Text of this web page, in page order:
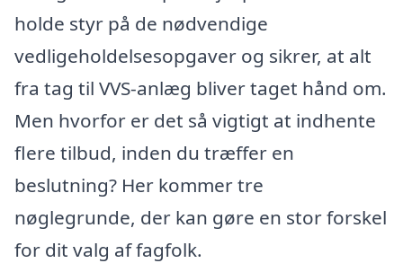
holde styr på de nødvendige
vedligeholdelsesopgaver og sikrer, at alt
fra tag til VVS-anlæg bliver taget hånd om.
Men hvorfor er det så vigtigt at indhente
flere tilbud, inden du træffer en
beslutning? Her kommer tre
nøglegrunde, der kan gøre en stor forskel
for dit valg af fagfolk.